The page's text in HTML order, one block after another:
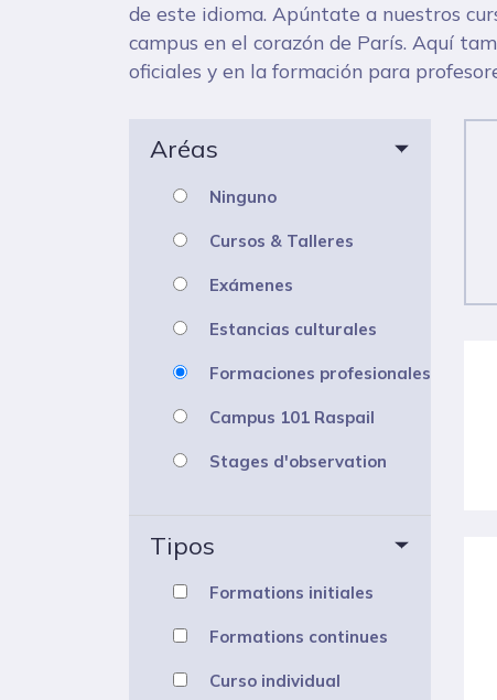
de este idioma. Apúntate a nuestros
campus en el corazón de París. Aquí
oficiales y en la formación para
Aréas
Ninguno
Cursos & Talleres
Exámenes
Estancias culturales
Formaciones profesionales
Campus 101 Raspail
Stages d'observation
Tipos
Formations initiales
Formations continues
Curso individual